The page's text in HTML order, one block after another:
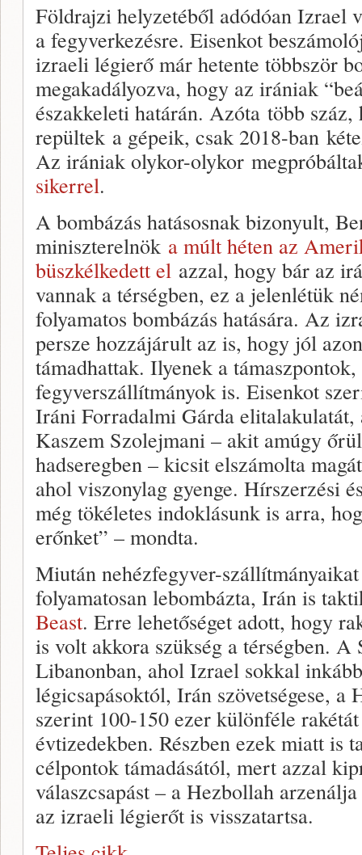
Földrajzi helyzetéből adódóan Izrael
a fegyverkezésre. Eisenkot
izraeli légierő már hetente többször
megakadályozva, hogy az irániak
északkeleti határán. Azóta több száz,
repültek a gépeik, csak 2018-ban
Az irániak olykor-olykor
sikerrel.
A bombázás hatásosnak bizonyult,
miniszterelnök a múlt héten az
büszkélkedett el azzal, hogy bár az
vannak a térségben, ez a jelenlétük
folyamatos bombázás hatására. Az
persze hozzájárult az is, hogy jól
támadhattak. Ilyenek a
fegyverszállítmányok is. Eisenkot
Iráni Forradalmi Gárda elitalakulatát,
Kaszem Szolejmani – akit amúgy
hadseregben – kicsit elszámolta
ahol viszonylag gyenge. Hírszerzési
még tökéletes indoklásunk is arra,
erőnket” – mondta.
Miután nehézfegyver-
folyamatosan lebombázta, Irán is
Beast. Erre lehetőséget adott, hogy
is volt akkora szükség a térségben. A
Libanonban, ahol Izrael sokkal
légicsapásoktól, Irán szövetségese, a
szerint 100-150 ezer különféle
évtizedekben. Részben ezek miatt is
célpontok támadásától, mert azzal
válaszcsapást – a Hezbollah
az izraeli légierőt is visszatartsa.